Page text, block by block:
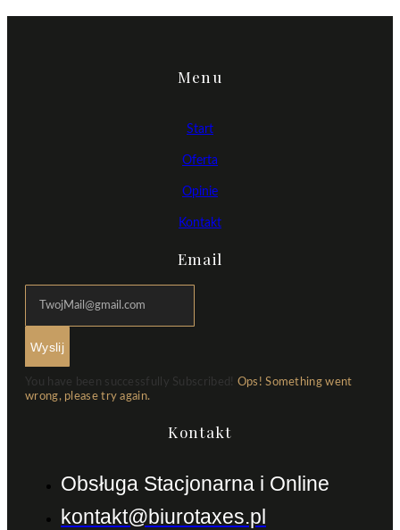
Menu
Start
Oferta
Opinie
Kontakt
Email
Wyslij
You have been successfully Subscribed!
Ops! Something went
wrong, please try again.
Kontakt
Obsługa Stacjonarna i Online
kontakt@biurotaxes.pl